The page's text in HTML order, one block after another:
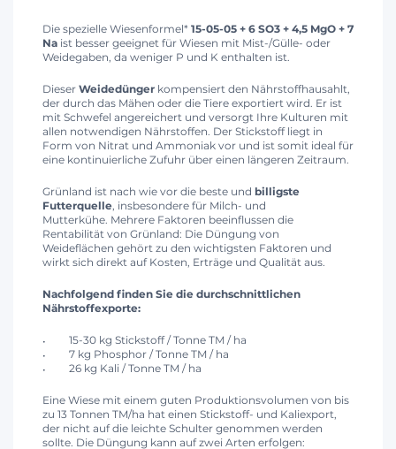
Die spezielle Wiesenformel* 15-05-05 + 6 SO3 + 4,5 MgO + 7
Na ist besser geeignet für Wiesen mit Mist-/Gülle- oder
Weidegaben, da weniger P und K enthalten ist.
Dieser Weidedünger kompensiert den Nährstoffhausahlt,
der durch das Mähen oder die Tiere exportiert wird. Er ist
mit Schwefel angereichert und versorgt Ihre Kulturen mit
allen notwendigen Nährstoffen. Der Stickstoff liegt in
Form von Nitrat und Ammoniak vor und ist somit ideal für
eine kontinuierliche Zufuhr über einen längeren Zeitraum.
Grünland ist nach wie vor die beste und billigste
Futterquelle , insbesondere für Milch- und
Mutterkühe. Mehrere Faktoren beeinflussen die
Rentabilität von Grünland: Die Düngung von
Weideflächen gehört zu den wichtigsten Faktoren und
wirkt sich direkt auf Kosten, Erträge und Qualität aus.
Nachfolgend finden Sie die durchschnittlichen
Nährstoffexporte:
15-30 kg Stickstoff / Tonne TM / ha
7 kg Phosphor / Tonne TM / ha
26 kg Kali / Tonne TM / ha
Eine Wiese mit einem guten Produktionsvolumen von bis
zu 13 Tonnen TM/ha hat einen Stickstoff- und Kaliexport,
der nicht auf die leichte Schulter genommen werden
sollte. Die Düngung kann auf zwei Arten erfolgen: